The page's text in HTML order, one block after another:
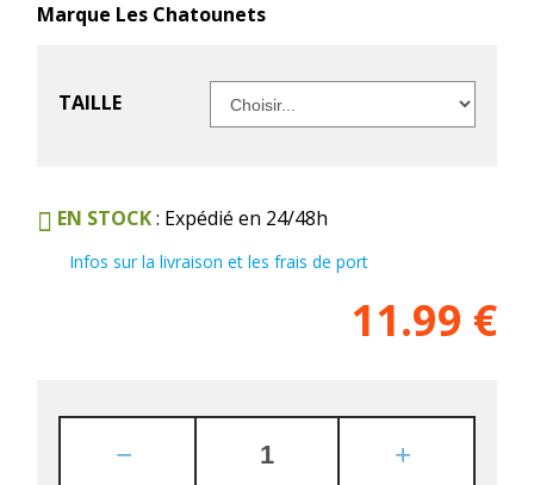
Marque Les Chatounets
TAILLE
EN STOCK: Expédié en 24/48h
Infos sur la livraison et les frais de port
11.99 €